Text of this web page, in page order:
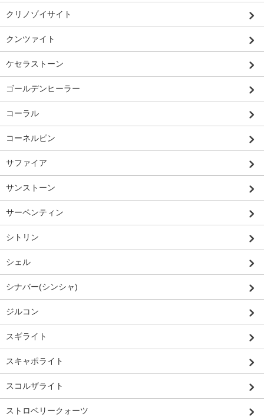
クリノゾイサイト
クンツァイト
ケセラストーン
ゴールデンヒーラー
コーラル
コーネルピン
サファイア
サンストーン
サーペンティン
シトリン
シェル
シナバー(シンシャ)
ジルコン
スギライト
スキャポライト
スコルザライト
ストロベリークォーツ